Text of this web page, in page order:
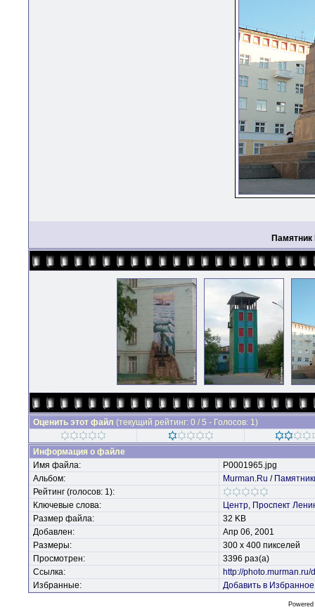
Оценить этот файл (текущий рейтинг: 0 / 5 - Голосов: 1)
Информация о файле
Имя файла:
P0001965.jpg
Альбом:
Murman.Ru /
Рейтинг (голосов: 1):
Ключевые слова:
Центр, Проспект
Размер файла:
32 KB
Добавлен:
Апр 06, 2001
Размеры:
300 x 400 пикселей
Просмотрен:
3396 раз(а)
Ссылка:
http://
Избранные:
Добавить в Избранное